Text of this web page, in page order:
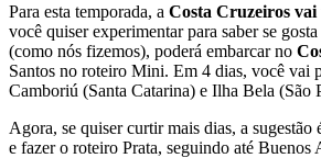
Para esta temporada, a Costa Cruzeiros
você quiser experimentar para saber se
(como nós fizemos), poderá embarcar no
Santos no roteiro Mini. Em 4 dias, você vai
Camboriú (Santa Catarina) e Ilha Bela (São
Agora, se quiser curtir mais dias, a sugestão
e fazer o roteiro Prata, seguindo até Buenos